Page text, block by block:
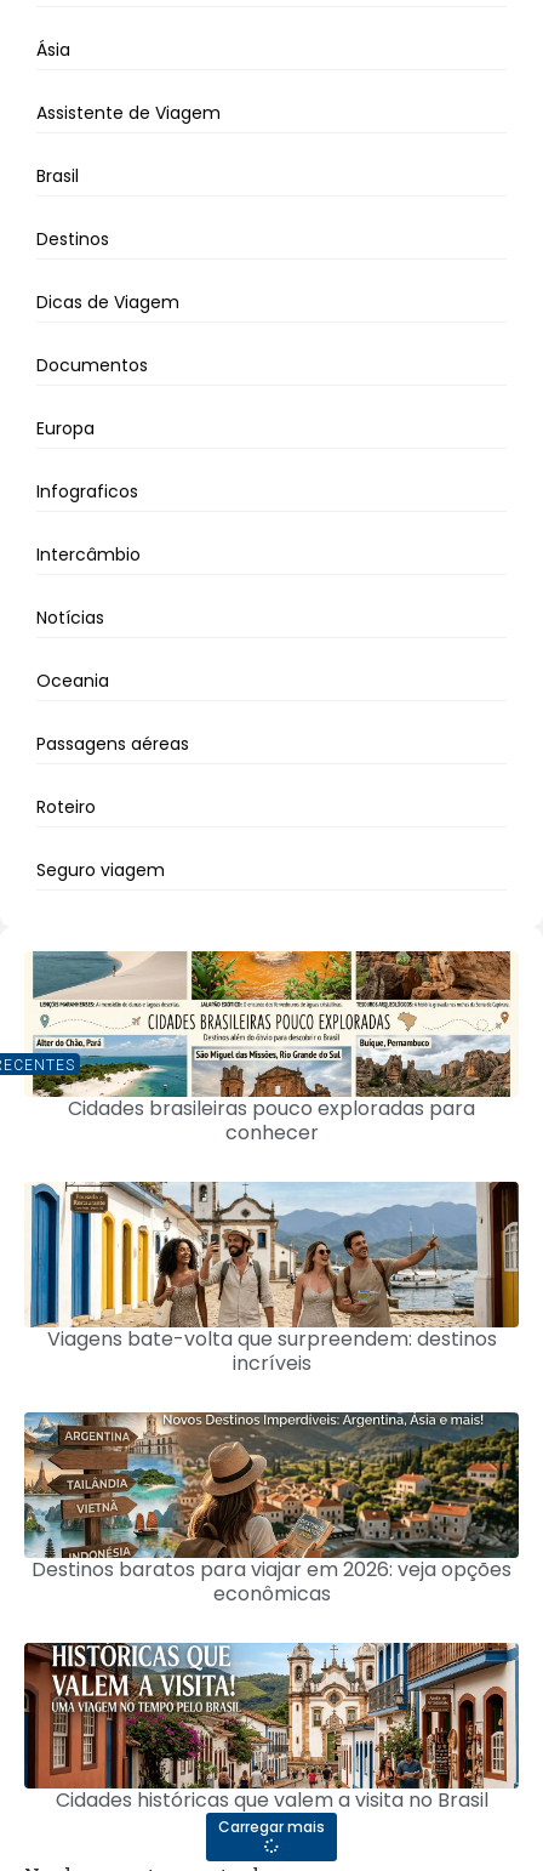
Ásia
Assistente de Viagem
Brasil
Destinos
Dicas de Viagem
Documentos
Europa
Infograficos
Intercâmbio
Notícias
Oceania
Passagens aéreas
Roteiro
Seguro viagem
Cidades brasileiras pouco exploradas para
conhecer
Viagens bate-volta que surpreendem: destinos
incríveis
Destinos baratos para viajar em 2026: veja opções
econômicas
Cidades históricas que valem a visita no Brasil
Carregar mais